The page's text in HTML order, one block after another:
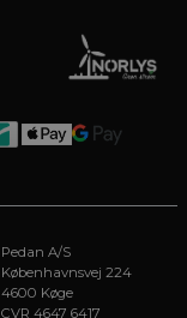
Pedan A/S
Københavnsvej 224
4600 Køge
CVR 4647 6417